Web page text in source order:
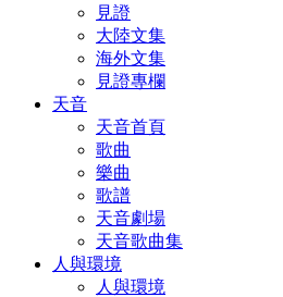
見證
大陸文集
海外文集
見證專欄
天音
天音首頁
歌曲
樂曲
歌譜
天音劇場
天音歌曲集
人與環境
人與環境